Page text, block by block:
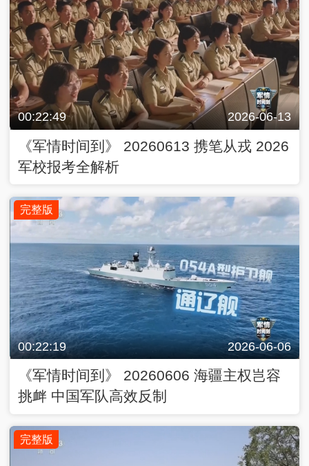
00:22:49 2026-06-13
《军情时间到》 20260613 携笔从戎 2026
军校报考全解析
完整版
00:22:19 2026-06-06
《军情时间到》 20260606 海疆主权岂容
挑衅 中国军队高效反制
完整版